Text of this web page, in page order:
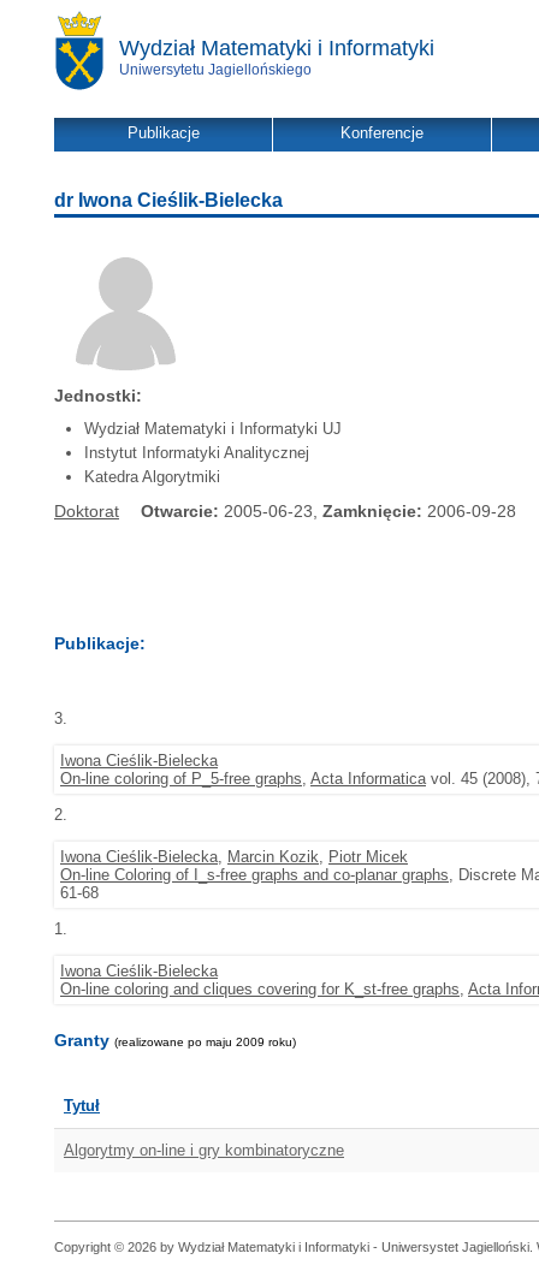
Wydział Matematyki i Informatyki
Uniwersytetu Jagiellońskiego
Publikacje Konferencje
dr Iwona Cieślik-Bielecka
Jednostki:
Wydział Matematyki i Informatyki UJ
Instytut Informatyki Analitycznej
Katedra Algorytmiki
Doktorat Otwarcie: 2005-06-23, Zamknięcie: 2006-09-28
Publikacje:
3.
Iwona Cieślik-Bielecka
On-line coloring of P_5-free graphs, Acta Informaticavol. 45 (2008),
2.
Iwona Cieślik-Bielecka, Marcin Kozik, Piotr Micek
On-line Coloring of I_s-free graphs and co-planar graphs, Discrete
61-68
1.
Iwona Cieślik-Bielecka
On-line coloring and cliques covering for K_st-free graphs, Acta
Granty (realizowane po maju 2009 roku)
Tytuł
Algorytmy on-line i gry kombinatoryczne
Copyright © 2026 by Wydział Matematyki i Informatyki - Uniwersystet